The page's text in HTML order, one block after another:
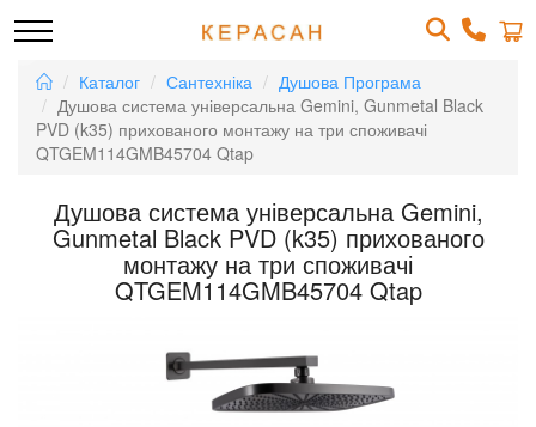
Каталог Сантехніка
Душова Програма
Душова система універсальна Gemini, Gunmetal Black
PVD (k35) прихованого монтажу на три споживачі
QTGEM114GMB45704 Qtap
Душова система універсальна Gemini,
Gunmetal Black PVD (k35) прихованого
монтажу на три споживачі
QTGEM114GMB45704 Qtap